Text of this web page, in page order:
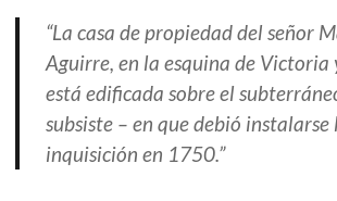
“La casa de propiedad del señor
Aguirre, en la esquina de Victoria
está edificada sobre el
subsiste – en que debió instalarse
inquisición en 1750.”